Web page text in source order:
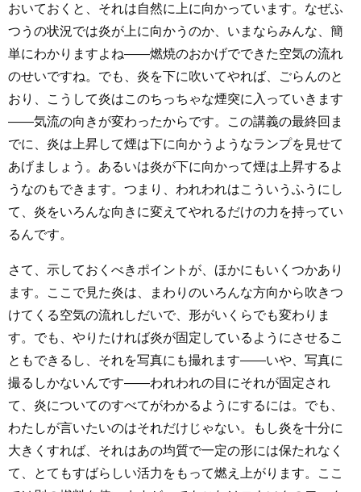
おいておくと、それは自然に上に向かっています。なぜふ
つうの状況では炎が上に向かうのか、いまならみんな、簡
単にわかりますよね――燃焼のおかげでできた空気の流れ
のせいですね。でも、炎を下に吹いてやれば、ごらんのと
おり、こうして炎はこのちっちゃな煙突に入っていきます
――気流の向きが変わったからです。この講義の最終回ま
でに、炎は上昇して煙は下に向かうようなランプを見せて
あげましょう。あるいは炎が下に向かって煙は上昇するよ
うなのもできます。つまり、われわれはこういうふうにし
て、炎をいろんな向きに変えてやれるだけの力を持ってい
るんです。
さて、示しておくべきポイントが、ほかにもいくつかあり
ます。ここで見た炎は、まわりのいろんな方向から吹きつ
けてくる空気の流れしだいで、形がいくらでも変わりま
す。でも、やりたければ炎が固定しているようにさせるこ
ともできるし、それを写真にも撮れます――いや、写真に
撮るしかないんです――われわれの目にそれが固定され
て、炎についてのすべてがわかるようにするには。でも、
わたしが言いたいのはそれだけじゃない。もし炎を十分に
大きくすれば、それはあの均質で一定の形には保たれなく
て、とてもすばらしい活力をもって燃え上がります。ここ